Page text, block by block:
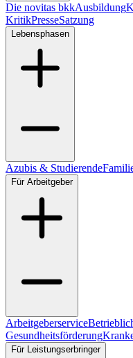
Die novitas bkkAusbildung
KritikPresseSatzung
Lebensphasen
Azubis & Studierende
Für Arbeitgeber
Arbeitgeberservice
Gesundheitsförderung
Für Leistungserbringer